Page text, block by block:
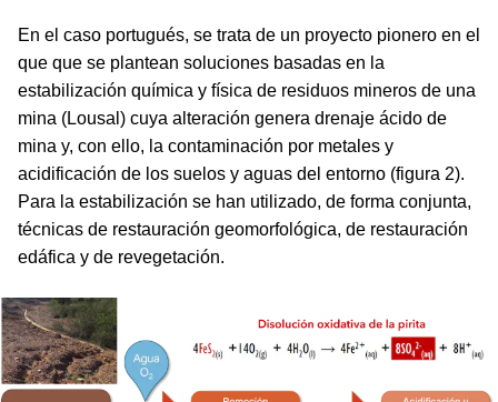
En el caso portugués, se trata de un proyecto pionero en el
que que se plantean soluciones basadas en la
estabilización química y física de residuos mineros de una
mina (Lousal) cuya alteración genera drenaje ácido de
mina y, con ello, la contaminación por metales y
acidificación de los suelos y aguas del entorno (figura 2).
Para la estabilización se han utilizado, de forma conjunta,
técnicas de restauración geomorfológica, de restauración
edáfica y de revegetación.